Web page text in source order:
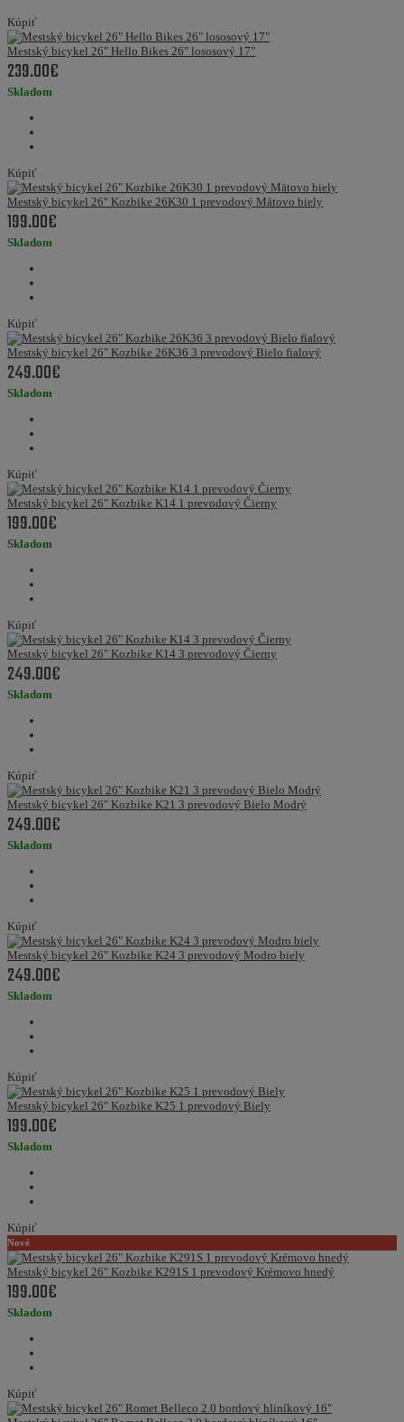
Kúpiť
Mestský bicykel 26" Hello Bikes 26" lososový 17"
239.00€
Skladom
Kúpiť
Mestský bicykel 26" Kozbike 26K30 1 prevodový Mätovo biely
199.00€
Skladom
Kúpiť
Mestský bicykel 26" Kozbike 26K36 3 prevodový Bielo fialový
249.00€
Skladom
Kúpiť
Mestský bicykel 26" Kozbike K14 1 prevodový Čierny
199.00€
Skladom
Kúpiť
Mestský bicykel 26" Kozbike K14 3 prevodový Čierny
249.00€
Skladom
Kúpiť
Mestský bicykel 26" Kozbike K21 3 prevodový Bielo Modrý
249.00€
Skladom
Kúpiť
Mestský bicykel 26" Kozbike K24 3 prevodový Modro biely
249.00€
Skladom
Kúpiť
Mestský bicykel 26" Kozbike K25 1 prevodový Biely
199.00€
Skladom
Kúpiť
Nové
Mestský bicykel 26" Kozbike K291S 1 prevodový Krémovo hnedý
199.00€
Skladom
Kúpiť